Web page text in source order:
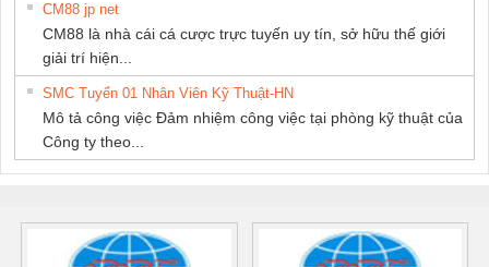
CM88 jp net
CM88 là nhà cái cá cược trực tuyến uy tín, sở hữu thế giới
giải trí hiện...
SMC Tuyển 01 Nhân Viên Kỹ Thuật-HN
Mô tả công việc Đảm nhiệm công việc tại phòng kỹ thuật của
Công ty theo...